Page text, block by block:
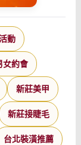
動
女約會
新莊美甲
新莊接睫毛
台北裝潢推薦